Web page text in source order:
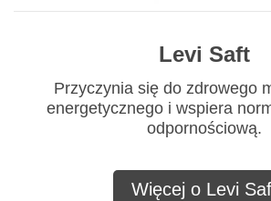
Levi Saft
Przyczynia się do zdrowego
energetycznego i wspiera
odpornościową.
Więcej o Levi